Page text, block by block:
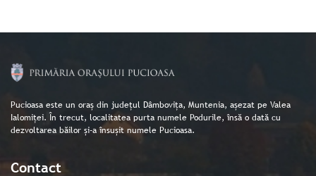
Pucioasa este un oraș din județul Dâmbovița, Muntenia, așezat pe Valea
Ialomiței. În trecut, localitatea purta numele Podurile, însă o dată cu
dezvoltarea băilor și-a însușit numele Pucioasa.
Contact